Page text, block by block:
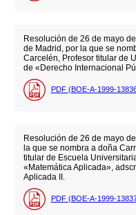
Resolución de 26 de mayo
de Madrid, por la que se
Carcelén, Profesor titular de
de «Derecho Internacional
PDF (BOE-A-1999-
Resolución de 26 de mayo
la que se nombra a doña
titular de Escuela
«Matemática Aplicada»,
Aplicada II.
PDF (BOE-A-1999-